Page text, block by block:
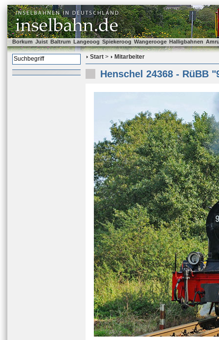
Borkum Juist Baltrum Langeoog Spiekeroog Wangerooge Halligbahnen
Start > Mitarbeiter
Henschel 24368 - RüBB